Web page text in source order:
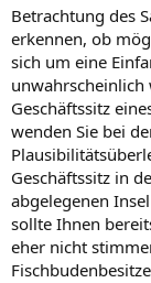
Betrachtung des
erkennen, ob
sich um eine
unwahrscheinlich
Geschäftssitz
wenden Sie bei
Geschäftssitz in
abgelegenen
sollte Ihnen
eher nicht